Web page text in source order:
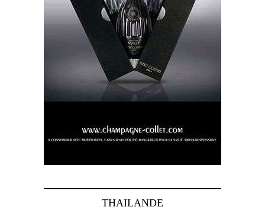
THAILANDE